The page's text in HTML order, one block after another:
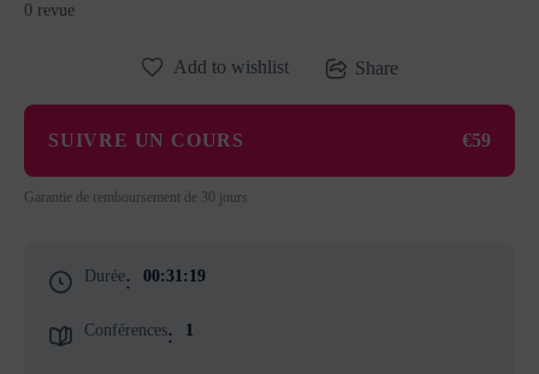
0 revue
Durée: 00:31:19
Conférences: 1
Add to wishlist Share
SUIVRE UN COURS €59
Garantie de remboursement de 30 jours